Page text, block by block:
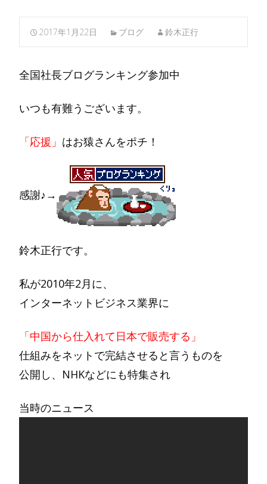
2017年1月22日 ブログ 鈴木正行
全国社長ブログランキング参加中
いつも有難うございます。
「応援」 はお猿さんをポチ！
感謝♪→
鈴木正行です。
私が2010年2月に、
インターネットビジネス業界に
「中国から仕入れて日本で販売する」
仕組みをネットで完結させると言うものを
公開し、NHKなどにも特集され
当時のニュース